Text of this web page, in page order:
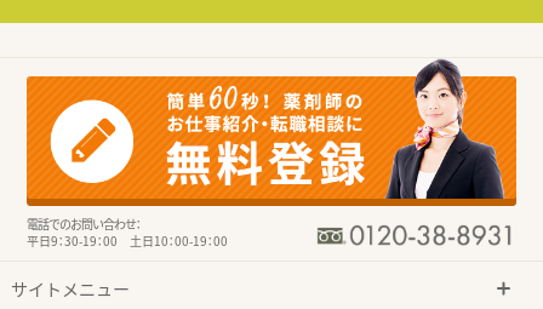
電話でのお問い合わせ：
平日9：30-19：00 土日10：00-19：00
サイトメニュー